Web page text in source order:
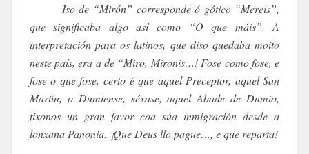
Iso de “Mirón” corresponde ó gótico “Mereis”,
que significaba algo así como “O que máis”. A
interpretación para os latinos, que diso quedaba moito
neste país, era a de “Miro, Mironis…! Fose como fose, e
fose o que fose, certo é que aquel Preceptor, aquel San
Martín, o Dumiense, séxase, aquel Abade de Dumio,
fíxonos un gran favor coa súa inmigración desde a
lonxana Panonia. ¡Que Deus llo pague…, e que reparta!